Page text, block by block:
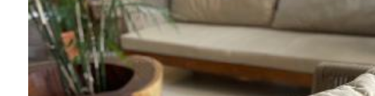
SALON / TERRASSE